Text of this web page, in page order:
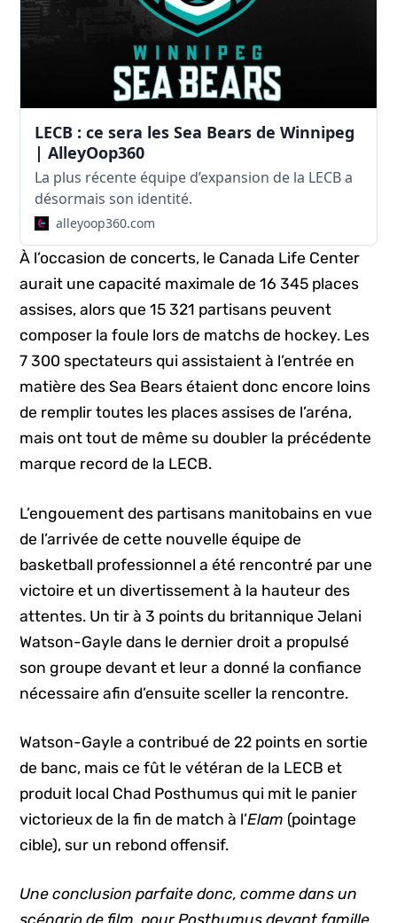
LECB : ce sera les Sea Bears de Winnipeg
| AlleyOop360
La plus récente équipe d’expansion de la LECB a
désormais son identité.
alleyoop360.com
À l’occasion de concerts, le Canada Life Center
aurait une capacité maximale de 16 345 places
assises, alors que 15 321 partisans peuvent
composer la foule lors de matchs de hockey. Les
7 300 spectateurs qui assistaient à l’entrée en
matière des Sea Bears étaient donc encore loins
de remplir toutes les places assises de l’aréna,
mais ont tout de même su doubler la précédente
marque record de la LECB.
L’engouement des partisans manitobains en vue
de l’arrivée de cette nouvelle équipe de
basketball professionnel a été rencontré par une
victoire et un divertissement à la hauteur des
attentes. Un tir à 3 points du britannique Jelani
Watson-Gayle dans le dernier droit a propulsé
son groupe devant et leur a donné la confiance
nécessaire afin d’ensuite sceller la rencontre.
Watson-Gayle a contribué de 22 points en sortie
de banc, mais ce fût le vétéran de la LECB et
produit local Chad Posthumus qui mit le panier
victorieux de la fin de match à l’Elam (pointage
cible), sur un rebond offensif.
Une conclusion parfaite donc, comme dans un